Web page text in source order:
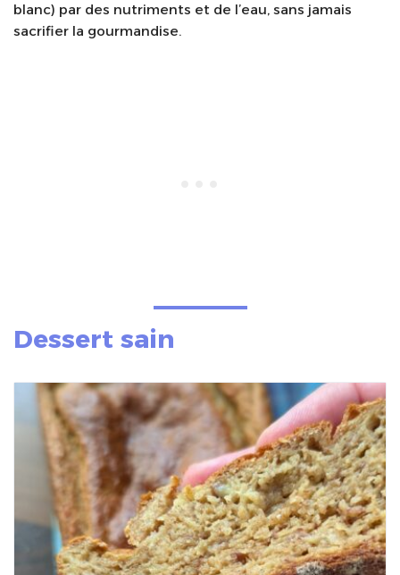
blanc) par des nutriments et de l’eau, sans jamais
sacrifier la gourmandise.
Dessert sain